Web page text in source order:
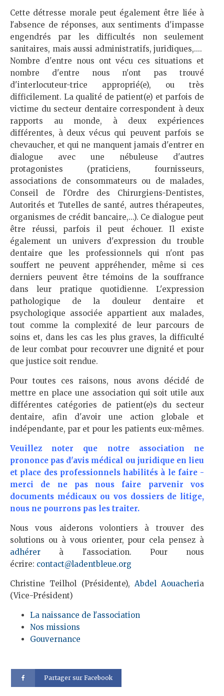
Cette détresse morale peut également être liée à
l'absence de réponses, aux sentiments d'impasse
engendrés par les difficultés non seulement
sanitaires, mais aussi administratifs, juridiques,....
Nombre d'entre nous ont vécu ces situations et
nombre d'entre nous n'ont pas trouvé
d'interlocuteur-trice approprié(e), ou très
difficilement. La qualité de patient(e) et parfois de
victime du secteur dentaire correspondent à deux
rapports au monde, à deux expériences
différentes, à deux vécus qui peuvent parfois se
chevaucher, et qui ne manquent jamais d'entrer en
dialogue avec une nébuleuse d'autres
protagonistes (praticiens, fournisseurs,
associations de consommateurs ou de malades,
Conseil de l'Ordre des Chirurgiens-Dentistes,
Autorités et Tutelles de santé, autres thérapeutes,
organismes de crédit bancaire,...). Ce dialogue peut
être réussi, parfois il peut échouer. Il existe
également un univers d'expression du trouble
dentaire que les professionnels qui n'ont pas
souffert ne peuvent appréhender, même si ces
derniers peuvent être témoins de la souffrance
dans leur pratique quotidienne. L'expression
pathologique de la douleur dentaire et
psychologique associée appartient aux malades,
tout comme la complexité de leur parcours de
soins et, dans les cas les plus graves, la difficulté
de leur combat pour recouvrer une dignité et pour
que justice soit rendue.
Pour toutes ces raisons, nous avons décidé de
mettre en place une association qui soit utile aux
différentes catégories de patient(e)s du secteur
dentaire, afin d'avoir une action globale et
indépendante, par et pour les patients eux-mêmes.
Veuillez noter que notre association ne
prononce pas d'avis médical ou juridique en lieu
et place des professionnels habilités à le faire -
merci de ne pas nous faire parvenir vos
documents médicaux ou vos dossiers de litige,
nous ne pourrons pas les traiter.
Nous vous aiderons volontiers à trouver des
solutions ou à vous orienter, pour cela pensez à
adhérer à l'association. Pour nous
écrire: contact@ladentbleue.org
Christine Teilhol (Présidente), Abdel Aouacheria
(Vice-Président)
La naissance de l'association
Nos missions
Gouvernance
Partager sur Facebook